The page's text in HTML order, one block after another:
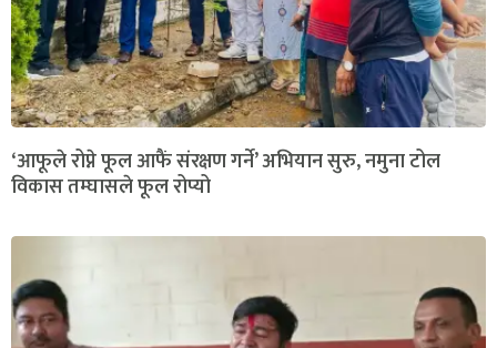
‘आफूले रोप्ने फूल आफैं संरक्षण गर्ने’ अभियान सुरु, नमुना टोल
विकास तम्घासले फूल रोप्यो